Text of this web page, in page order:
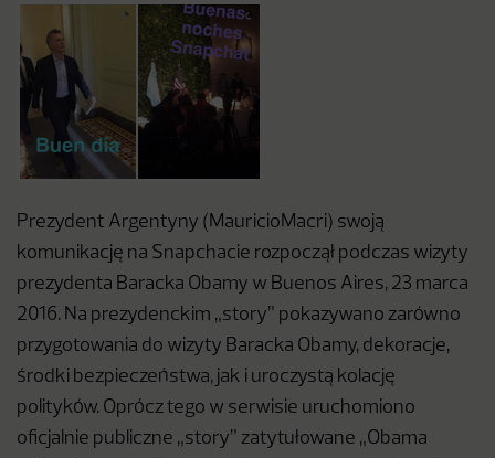
Prezydent Argentyny (MauricioMacri) swoją
komunikację na Snapchacie rozpoczął podczas wizyty
prezydenta Baracka Obamy w Buenos Aires, 23 marca
2016. Na prezydenckim „story” pokazywano zarówno
przygotowania do wizyty Baracka Obamy, dekoracje,
środki bezpieczeństwa, jak i uroczystą kolację
polityków. Oprócz tego w serwisie uruchomiono
oficjalnie publiczne „story” zatytułowane „Obama